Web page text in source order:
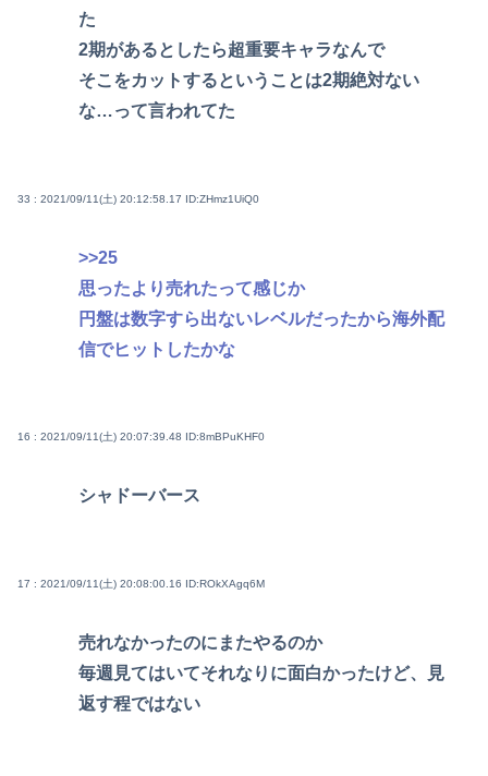
た
2期があるとしたら超重要キャラなんで
そこをカットするということは2期絶対ない
な…って言われてた
33 : 2021/09/11(土) 20:12:58.17 ID:ZHmz1UiQ0
>>25
思ったより売れたって感じか
円盤は数字すら出ないレベルだったから海外配
信でヒットしたかな
16 : 2021/09/11(土) 20:07:39.48 ID:8mBPuKHF0
シャドーバース
17 : 2021/09/11(土) 20:08:00.16 ID:ROkXAgq6M
売れなかったのにまたやるのか
毎週見てはいてそれなりに面白かったけど、見
返す程ではない